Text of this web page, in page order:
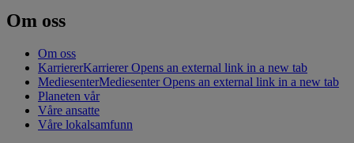
Om oss
Om oss
KarriererKarrierer Opens an external link in a new tab
MediesenterMediesenter Opens an external link in a new tab
Planeten vår
Våre ansatte
Våre lokalsamfunn